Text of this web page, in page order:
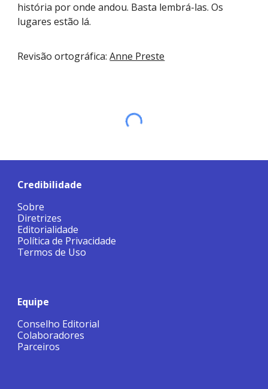
história por onde andou. Basta lembrá-las. Os
lugares estão lá.
Revisão ortográfica:Anne Preste
Credibilidade
Sobre
Diretrizes
Editorialidade
Política de Privacidade
Termos de Uso
Equipe
Conselho Editorial
Colaboradores
Parceiros